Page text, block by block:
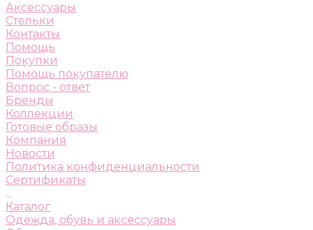
Аксессуары
Стельки
Контакты
Помощь
Покупки
Помощь покупателю
Вопрос - ответ
Бренды
Коллекции
Готовые образы
Компания
Новости
Политика конфиденциальности
Сертификаты
...
Каталог
Одежда, обувь и аксессуары